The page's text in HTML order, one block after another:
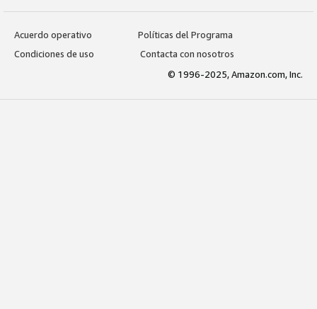
Acuerdo operativo
Políticas del Programa
Condiciones de uso
Contacta con nosotros
© 1996-2025, Amazon.com, Inc.